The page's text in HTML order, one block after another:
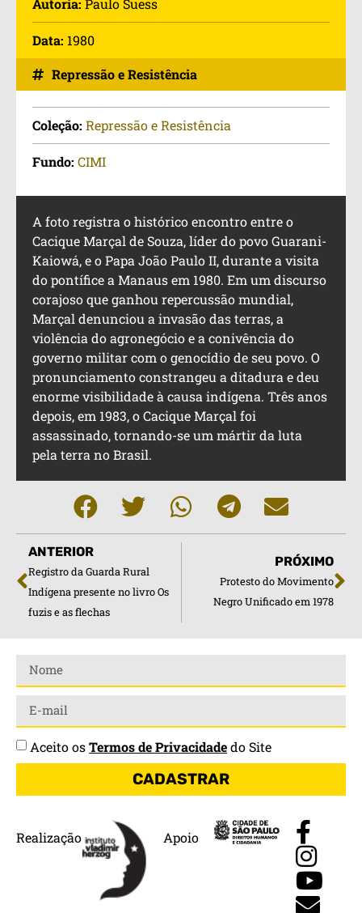
Data: 1980
Repressão e Resistência
Coleção: Repressão e Resistência
Fundo: CIMI
A foto registra o histórico encontro entre o
Cacique Marçal de Souza, líder do povo Guarani-
Kaiowá, e o Papa João Paulo II, durante a visita
do pontífice a Manaus em 1980. Em um discurso
corajoso que ganhou repercussão mundial,
Marçal denunciou a invasão das terras, a
violência do agronegócio e a conivência do
governo militar com o genocídio de seu povo. O
pronunciamento constrangeu a ditadura e deu
enorme visibilidade à causa indígena. Três anos
depois, em 1983, o Cacique Marçal foi
assassinado, tornando-se um mártir da luta
pela terra no Brasil.
ANTERIOR
Registro da Guarda Rural
Indígena presente no livro Os
fuzis e as flechas
PRÓXIMO
Protesto do Movimento
Negro Unificado em 1978
Realização Apoio
Aceito osTermos de Privacidadedo Site
CADASTRAR